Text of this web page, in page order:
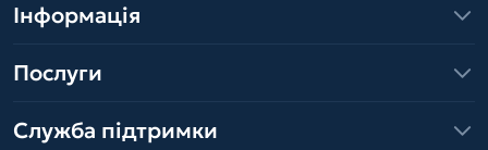
Інформація
Послуги
Служба підтримки